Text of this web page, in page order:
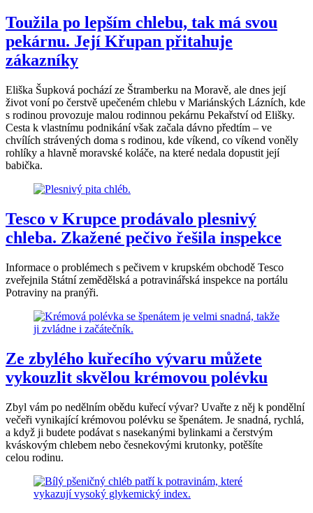
Toužila po lepším chlebu, tak má svou
pekárnu. Její Křupan přitahuje
zákazníky
Eliška Šupková pochází ze Štramberku na Moravě, ale dnes její
život voní po čerstvě upečeném chlebu v Mariánských Lázních, kde
s rodinou provozuje malou rodinnou pekárnu Pekařství od Elišky.
Cesta k vlastnímu podnikání však začala dávno předtím – ve
chvílích strávených doma s rodinou, kde víkend, co víkend voněly
rohlíky a hlavně moravské koláče, na které nedala dopustit její
babička.
Tesco v Krupce prodávalo plesnivý
chleba. Zkažené pečivo řešila inspekce
Informace o problémech s pečivem v krupském obchodě Tesco
zveřejnila Státní zemědělská a potravinářská inspekce na portálu
Potraviny na pranýři.
Ze zbylého kuřecího vývaru můžete
vykouzlit skvělou krémovou polévku
Zbyl vám po nedělním obědu kuřecí vývar? Uvařte z něj k pondělní
večeři vynikající krémovou polévku se špenátem. Je snadná, rychlá,
a když ji budete podávat s nasekanými bylinkami a čerstvým
kváskovým chlebem nebo česnekovými krutonky, potěšíte
celou rodinu.